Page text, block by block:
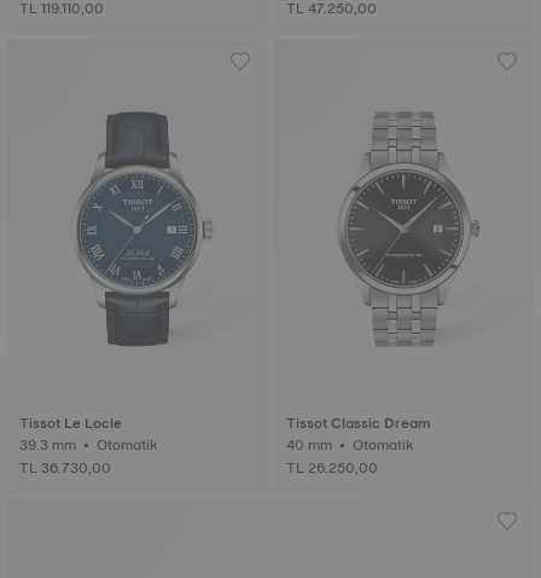
TL 119.110,00
TL 47.250,00
Tissot Le Locle
39.3 mm • Otomatik
TL 36.730,00
Tissot Classic Dream
40 mm • Otomatik
TL 26.250,00